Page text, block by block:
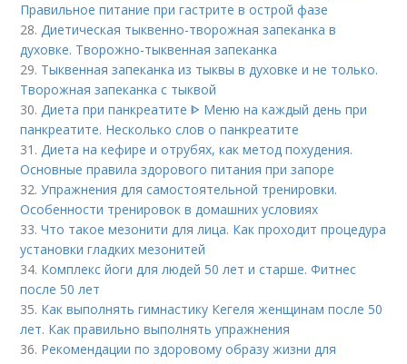
Правильное питание при гастрите в острой фазе
28.Диетическая тыквенно-творожная запеканка в
духовке. Творожно-тыквенная запеканка
29. Тыквенная запеканка из тыквы в духовке и не только.
Творожная запеканка с тыквой
30.Диета при панкреатите ᐈ Меню на каждый день при
панкреатите. Несколько слов о панкреатите
31.Диета на кефире и отрубях, как метод похудения.
Основные правила здорового питания при запоре
32.Упражнения для самостоятельной тренировки.
Особенности тренировок в домашних условиях
33.Что такое мезонити для лица. Как проходит процедура
установки гладких мезонитей
34. Комплекс йоги для людей 50 лет и старше. Фитнес
после 50 лет
35. Как выполнять гимнастику Кегеля женщинам после 50
лет. Как правильно выполнять упражнения
36. Рекомендации по здоровому образу жизни для